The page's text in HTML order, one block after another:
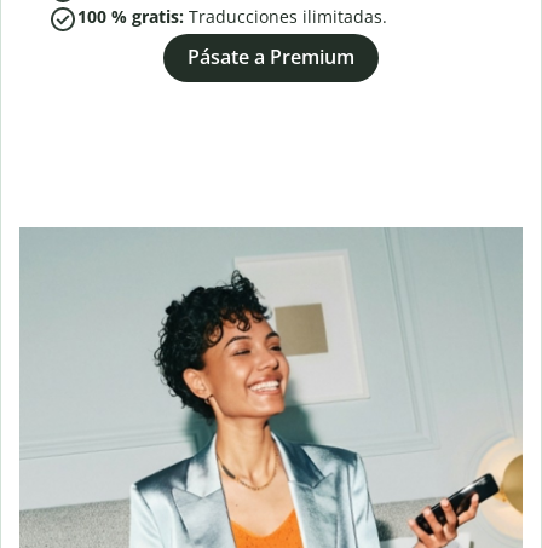
100 % gratis: Traducciones ilimitadas.
Pásate a Premium